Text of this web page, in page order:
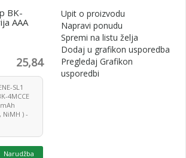
BK-
AAA
25,84
SL1
4MCCE
NiMH ) -
Upit o proizvodu
Napravi ponudu
Spremi na listu želja
Dodaj u grafikon usporedba
Pregledaj Grafikon
usporedbi